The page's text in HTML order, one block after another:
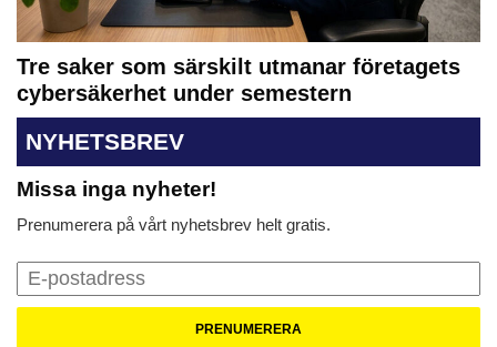
Tre saker som särskilt utmanar företagets
cybersäkerhet under semestern
NYHETSBREV
Missa inga nyheter!
Prenumerera på vårt nyhetsbrev helt gratis.